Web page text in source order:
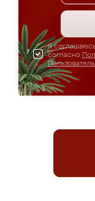
Я
согласно